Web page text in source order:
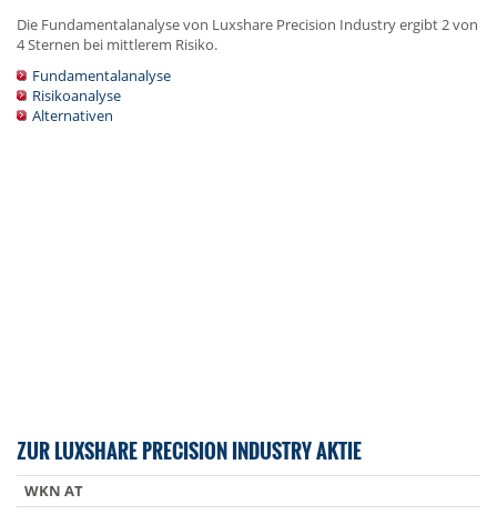
Die Fundamentalanalyse von Luxshare Precision Industry ergibt 2 von
4 Sternen bei mittlerem Risiko.
Fundamentalanalyse
Risikoanalyse
Alternativen
ZUR LUXSHARE PRECISION INDUSTRY AKTIE
WKN AT